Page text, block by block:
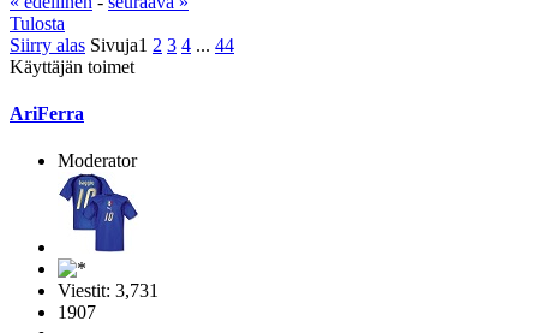
Tulosta
Siirry alas Sivuja1 2 3 4 ... 44
Käyttäjän toimet
AriFerra
Moderator
Viestit: 3,731
1907